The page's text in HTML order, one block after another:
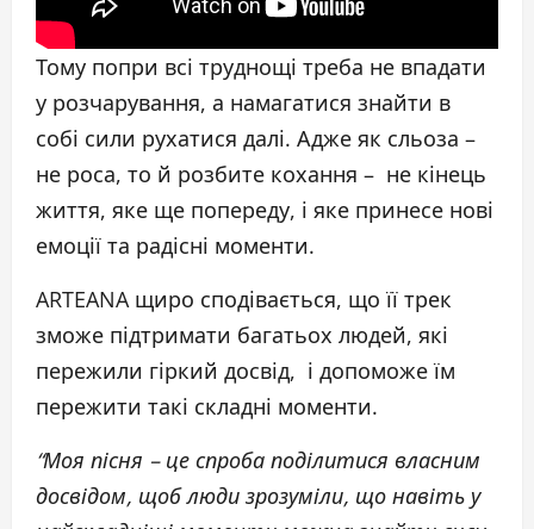
Тому попри всі труднощі треба не впадати
у розчарування, а намагатися знайти в
собі сили рухатися далі. Адже як сльоза –
не роса, то й розбите кохання – не кінець
життя, яке ще попереду, і яке принесе нові
емоції та радісні моменти.
ARTEANA щиро сподівається, що її трек
зможе підтримати багатьох людей, які
пережили гіркий досвід, і допоможе їм
пережити такі складні моменти.
“Моя пісня – це спроба поділитися власним
досвідом, щоб люди зрозуміли, що навіть у